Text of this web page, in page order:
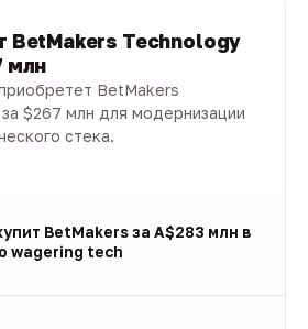
BetMakers Technology
млн
BetMakers
$267 млн для модернизации
стека.
BetMakers за A$283 млн в
wagering tech